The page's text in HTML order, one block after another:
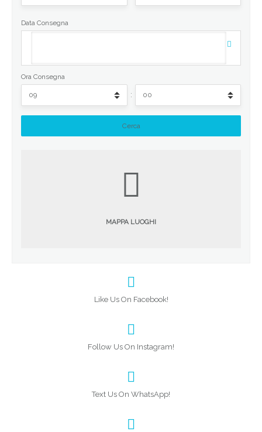
Data Consegna
Ora Consegna
:
MAPPA LUOGHI
Like Us On Facebook!
Follow Us On Instagram!
Text Us On WhatsApp!